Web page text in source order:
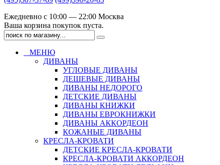
Ежедневно с 10:00 — 22:00 Москва
Ваша корзина покупок пуста.
МЕНЮ
ДИВАНЫ
УГЛОВЫЕ ДИВАНЫ
ДЕШЕВЫЕ ДИВАНЫ
ДИВАНЫ НЕДОРОГО
ДЕТСКИЕ ДИВАНЫ
ДИВАНЫ КНИЖКИ
ДИВАНЫ ЕВРОКНИЖКИ
ДИВАНЫ АККОРДЕОН
КОЖАНЫЕ ДИВАНЫ
КРЕСЛА-КРОВАТИ
ДЕТСКИЕ КРЕСЛА-КРОВАТИ
КРЕСЛА-КРОВАТИ АККОРДЕОН